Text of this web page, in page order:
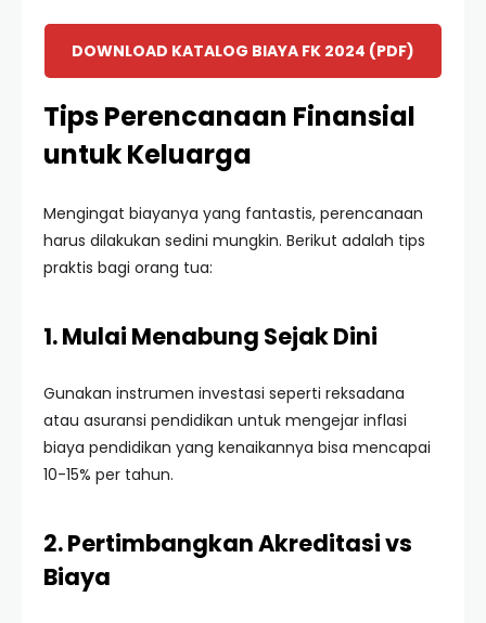
DOWNLOAD KATALOG BIAYA FK 2024 (PDF)
Tips Perencanaan Finansial
untuk Keluarga
Mengingat biayanya yang fantastis, perencanaan
harus dilakukan sedini mungkin. Berikut adalah tips
praktis bagi orang tua:
1. Mulai Menabung Sejak Dini
Gunakan instrumen investasi seperti reksadana
atau asuransi pendidikan untuk mengejar inflasi
biaya pendidikan yang kenaikannya bisa mencapai
10-15% per tahun.
2. Pertimbangkan Akreditasi vs
Biaya